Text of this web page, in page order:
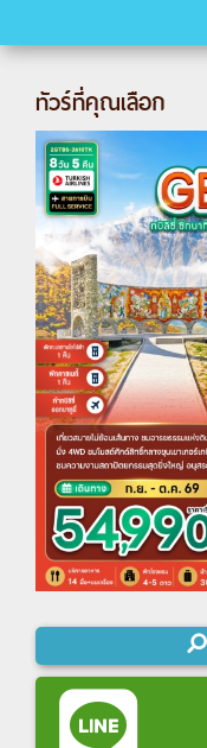
ทัวร์ที่คุณเลือก